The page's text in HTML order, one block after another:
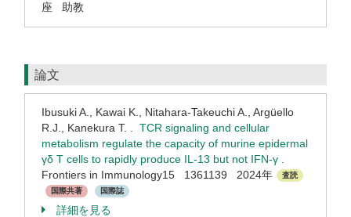
座 助教
論文
Ibusuki A., Kawai K., Nitahara-Takeuchi A., Argüello
R.J., Kanekura T. . TCR signaling and cellular
metabolism regulate the capacity of murine epidermal
γδ T cells to rapidly produce IL-13 but not IFN-γ .
Frontiers in Immunology15 1361139 2024年
査読
国際共著
国際誌
詳細を見る